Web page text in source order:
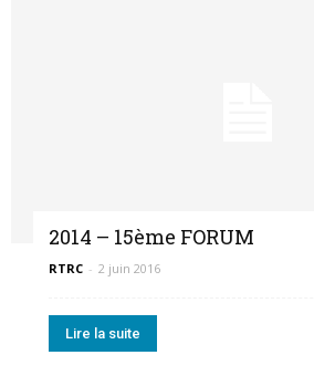
2014 – 15ème FORUM
RTRC - 2 juin 2016
Lire la suite